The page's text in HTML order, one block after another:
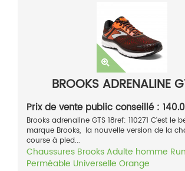
BROOKS ADRENALINE
Prix de vente public conseillé :
Brooks adrenaline GTS 18ref: 110271 C'est le
marque Brooks, la nouvelle version de la
course à pied...
Chaussures BrooksAdulte homme
Perméable Universelle Orange